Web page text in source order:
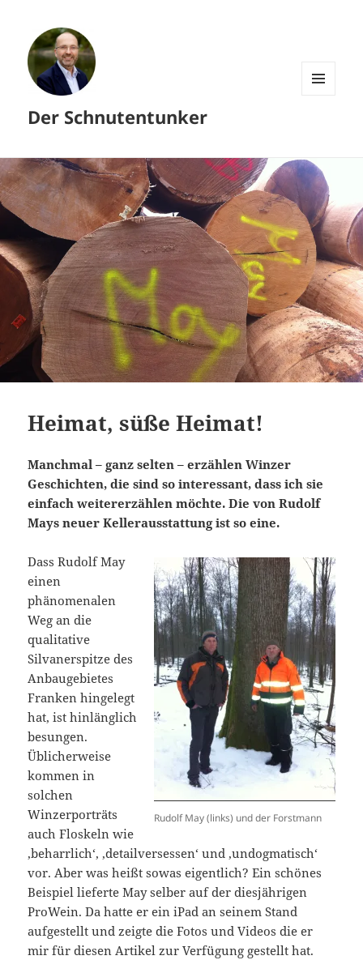
Der Schnutentunker
Heimat, süße Heimat!
Manchmal – ganz selten – erzählen Winzer
Geschichten, die sind so interessant, dass ich sie
einfach weitererzählen möchte. Die von Rudolf
Mays neuer Kellerausstattung ist so eine.
Rudolf May (links) und der Forstmann
Dass Rudolf May
einen
phänomenalen
Weg an die
qualitative
Silvanerspitze des
Anbaugebietes
Franken hingelegt
hat, ist hinlänglich
besungen.
Üblicherweise
kommen in
solchen
Winzerporträts
auch Floskeln wie
‚beharrlich‘, ‚detailversessen‘ und ‚undogmatisch‘
vor. Aber was heißt sowas eigentlich? Ein schönes
Beispiel lieferte May selber auf der diesjährigen
ProWein. Da hatte er ein iPad an seinem Stand
aufgestellt und zeigte die Fotos und Videos die er
mir für diesen Artikel zur Verfügung gestellt hat.